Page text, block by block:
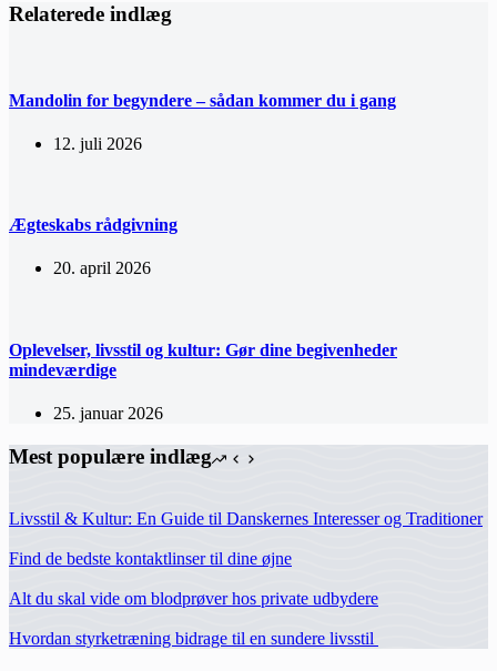
Relaterede indlæg
Mandolin for begyndere – sådan kommer du i gang
12. juli 2026
Ægteskabs rådgivning
20. april 2026
Oplevelser, livsstil og kultur: Gør dine begivenheder
mindeværdige
25. januar 2026
Mest populære indlæg
Livsstil & Kultur: En Guide til Danskernes Interesser og Traditioner
Find de bedste kontaktlinser til dine øjne
Alt du skal vide om blodprøver hos private udbydere
Hvordan styrketræning bidrage til en sundere livsstil